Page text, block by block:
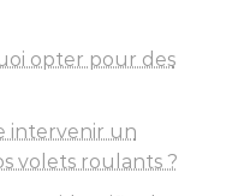
opter pour des
intervenir un
volets roulants ?